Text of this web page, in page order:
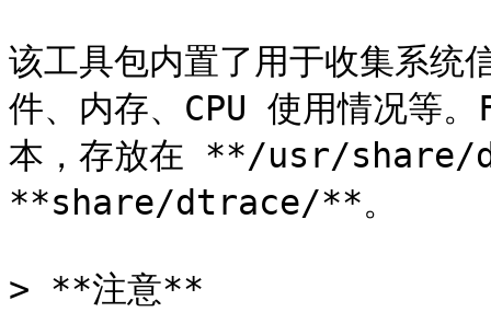
该工具包内置了用于收集系统
件、内存、CPU 使用情况等
本，存放在 **/usr/share/
**share/dtrace/**。
> **注意**